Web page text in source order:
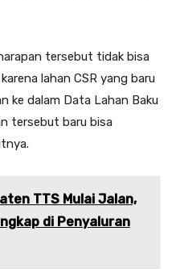
tersebut tidak bisa
lahan CSR yang baru
ke dalam Data Lahan Baku
tersebut baru bisa
TTS Mulai Jalan,
di Penyaluran